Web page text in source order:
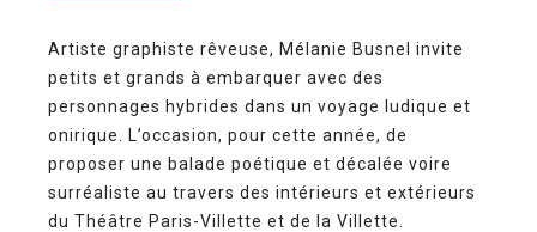
Artiste graphiste rêveuse, Mélanie Busnel invite
petits et grands à embarquer avec des
personnages hybrides dans un voyage ludique et
onirique. L’occasion, pour cette année, de
proposer une balade poétique et décalée voire
surréaliste au travers des intérieurs et extérieurs
du Théâtre Paris-Villette et de la Villette.